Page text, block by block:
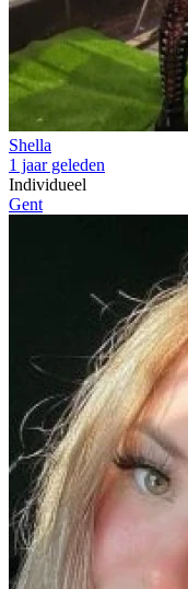
Shella
1 jaar geleden
Individueel
Gent